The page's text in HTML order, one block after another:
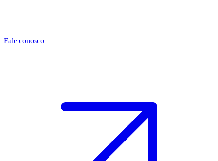
Fale conosco